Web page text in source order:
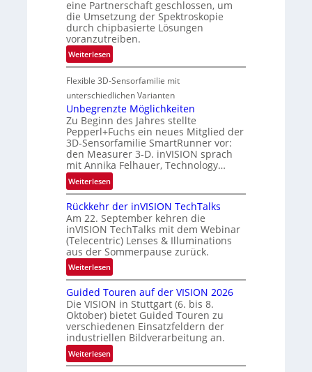
L
u
f
t
-
n
R
a
u
m
f
a
h
r
t
t
e
c
h
n
i
k
-
R
e
g
i
o
n
eine Partnerschaft geschlossen, um
die Umsetzung der Spektroskopie
durch chipbasierte Lösungen
voranzutreiben.
Weiterlesen:
P
a
r
t
n
e
r
s
c
h
t
z
w
i
s
c
h
e
n
4
K
Flexible 3D-Sensorfamilie mit
unterschiedlichen Varianten
Unbegrenzte Möglichkeiten
Zu Beginn des Jahres stellte
Pepperl+Fuchs ein neues Mitglied der
3D-Sensorfamilie SmartRunner vor:
den Measurer 3-D. inVISION sprach
mit Annika Felhauer, Technology…
Weiterlesen:
U
n
b
e
g
r
e
z
t
e
M
ö
g
Rückkehr der inVISION TechTalks
Am 22. September kehren die
inVISION TechTalks mit dem Webinar
(Telecentric) Lenses & Illuminations
aus der Sommerpause zurück.
Weiterlesen:
R
ü
c
k
k
e
h
Guided Touren auf der VISION 2026
Die VISION in Stuttgart (6. bis 8.
Oktober) bietet Guided Touren zu
verschiedenen Einsatzfeldern der
industriellen Bildverarbeitung an.
Weiterlesen:
G